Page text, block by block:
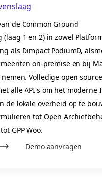
de Common Ground
(laag 1 en 2) in zowel
als Dimpact PodiumD,
on-premise en bij
nemen. Volledige open source
alle API's om het moderne
de lokale overheid op te
tot Open
GPP Woo.
Demo aanvragen